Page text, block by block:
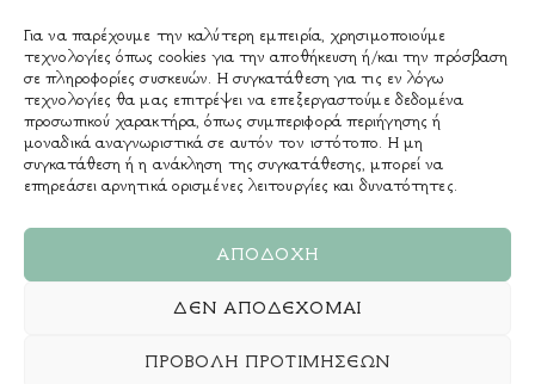
Για να παρέχουμε την καλύτερη εμπειρία, χρησιμοποιούμε
τεχνολογίες όπως cookies για την αποθήκευση ή/και την πρόσβαση
σε πληροφορίες συσκευών. Η συγκατάθεση για τις εν λόγω
τεχνολογίες θα μας επιτρέψει να επεξεργαστούμε δεδομένα
προσωπικού χαρακτήρα, όπως συμπεριφορά περιήγησης ή
μοναδικά αναγνωριστικά σε αυτόν τον ιστότοπο. Η μη
συγκατάθεση ή η ανάκληση της συγκατάθεσης, μπορεί να
επηρεάσει αρνητικά ορισμένες λειτουργίες και δυνατότητες.
ΑΠΟΔΟΧΉ
ΔΕΝ ΑΠΟΔΈΧΟΜΑΙ
ΠΡΟΒΟΛΉ ΠΡΟΤΙΜΉΣΕΩΝ
Πολιτική Προστασίας Δεδομένων
Πολιτική Cookies
Τρόποι Πληρωμής
Πολιτική Παράδοσης
& Επιστροφών - Ακυρώσεων
Αλλεργιογόνα